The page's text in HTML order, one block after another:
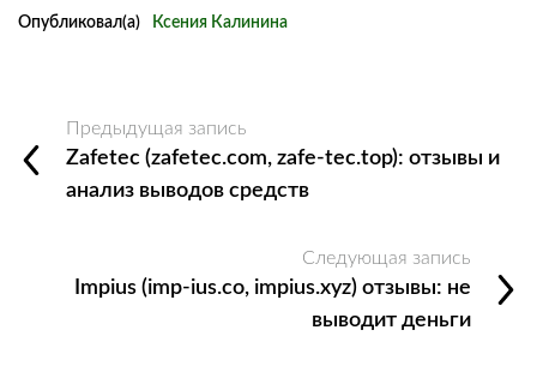
Опубликовал(а) Ксения Калинина
Предыдущая запись
Zafetec (zafetec.com, zafe-tec.top): отзывы и
анализ выводов средств
Следующая запись
Impius (imp-ius.co, impius.xyz) отзывы: не
выводит деньги